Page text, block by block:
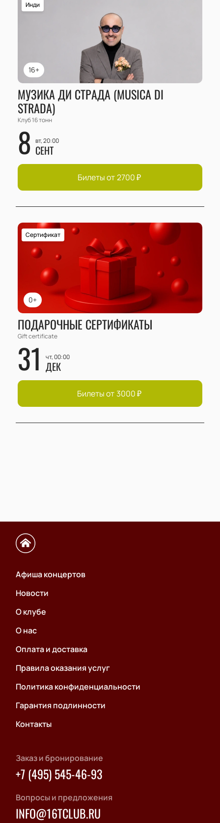
16+
Инди
МУЗИКА ДИ СТРАДА (MUSICA DI
STRADA)
Клуб 16 тонн
8 вт, 20:00
СЕНТ
Билеты от 2700₽
0+
Сертификат
ПОДАРОЧНЫЕ СЕРТИФИКАТЫ
Gift certificate
31 чт, 00:00
ДЕК
Билеты от 3000₽
Афиша концертов
Новости
О клубе
О нас
Оплата и доставка
Правила оказания услуг
Политика конфиденциальности
Гарантия подлинности
Контакты
Заказ и бронирование
+7 (495) 545-46-93
Вопросы и предложения
INFO@16TCLUB.RU